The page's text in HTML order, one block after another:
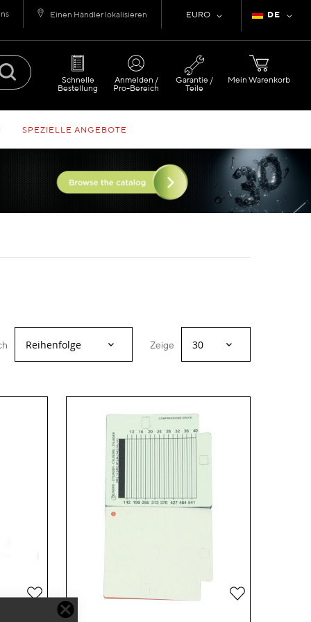
Sprache
DE
Währung
EURO
Einen Händler lokalisieren
Mein Warenkorb
Schnelle
Bestellung
Anmelden /
Pro-Bereich
Garantie /
Teile
SPEZIELLE ANGEBOTE
Zeige
Zur
Wunschliste
Zur